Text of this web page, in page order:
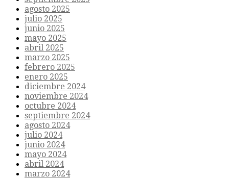
agosto 2025
julio 2025
junio 2025
mayo 2025
abril 2025
marzo 2025
febrero 2025
enero 2025
diciembre 2024
noviembre 2024
octubre 2024
septiembre 2024
agosto 2024
julio 2024
junio 2024
mayo 2024
abril 2024
marzo 2024